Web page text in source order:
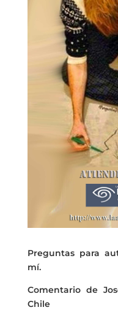
Preguntas para
mí.
Comentario de
Chile